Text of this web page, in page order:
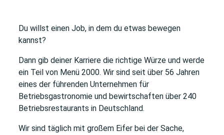
Du willst einen Job, in dem du etwas bewegen
kannst?
Dann gib deiner Karriere die richtige Würze und werde
ein Teil von Menü 2000. Wir sind seit über 56 Jahren
eines der führenden Unternehmen für
Betriebsgastronomie und bewirtschaften über 240
Betriebsrestaurants in Deutschland.
Wir sind täglich mit großem Eifer bei der Sache,